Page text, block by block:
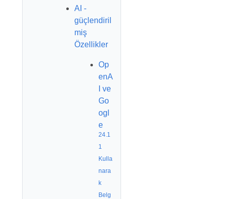
AI -
güçlendiril
miş
Özellikler
Op
enA
I ve
Go
ogl
e
24.1
1
Kulla
nara
k
Belg